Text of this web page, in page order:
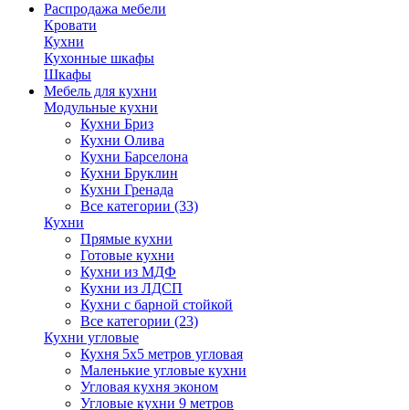
Распродажа мебели
Кровати
Кухни
Кухонные шкафы
Шкафы
Мебель для кухни
Модульные кухни
Кухни Бриз
Кухни Олива
Кухни Барселона
Кухни Бруклин
Кухни Гренада
Все категории (33)
Кухни
Прямые кухни
Готовые кухни
Кухни из МДФ
Кухни из ЛДСП
Кухни с барной стойкой
Все категории (23)
Кухни угловые
Кухня 5х5 метров угловая
Маленькие угловые кухни
Угловая кухня эконом
Угловые кухни 9 метров